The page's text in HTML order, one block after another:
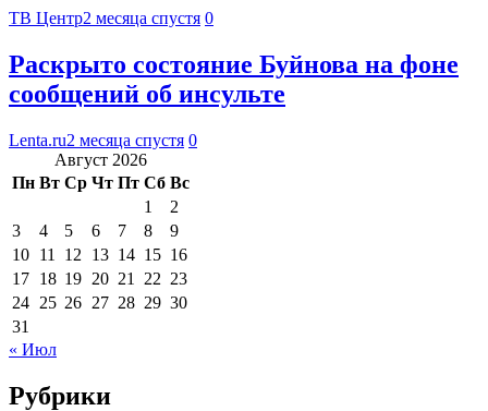
ТВ Центр2 месяца спустя 0
Раскрыто состояние Буйнова на фоне
сообщений об инсульте
Lenta.ru2 месяца спустя 0
Август 2026
Пн Вт Ср Чт Пт Сб Вс
1
2
3
4 5 6 7 8
9
10 11 12 13 14 15 16
17 18 19 20 21 22 23
24 25 26 27 28 29 30
31
« Июл
Рубрики